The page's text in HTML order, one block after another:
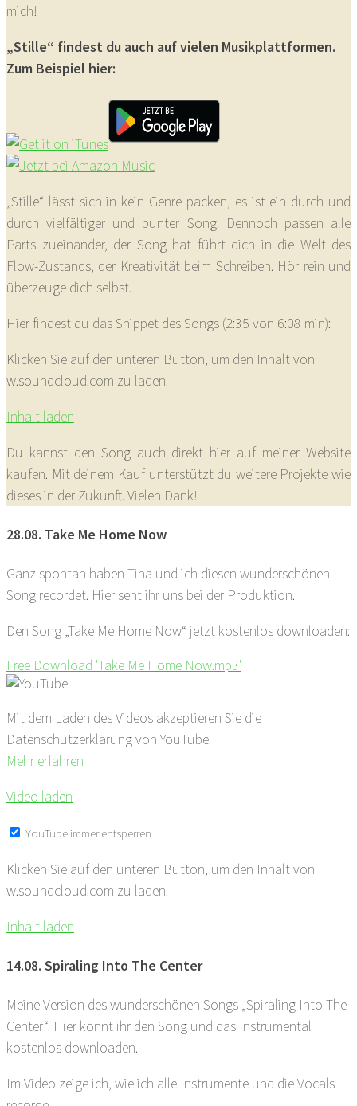
mich!
„Stille“ findest du auch auf vielen Musikplattformen.
Zum Beispiel hier:
„Stille“ lässt sich in kein Genre packen, es ist ein durch und
durch vielfältiger und bunter Song. Dennoch passen alle
Parts zueinander, der Song hat führt dich in die Welt des
Flow-Zustands, der Kreativität beim Schreiben. Hör rein und
überzeuge dich selbst.
Hier findest du das Snippet des Songs (2:35 von 6:08 min):
Klicken Sie auf den unteren Button, um den Inhalt von
w.soundcloud.com zu laden.
Inhalt laden
Du kannst den Song auch direkt hier auf meiner Website
kaufen. Mit deinem Kauf unterstützt du weitere Projekte wie
dieses in der Zukunft. Vielen Dank!
28.08. Take Me Home Now
Ganz spontan haben Tina und ich diesen wunderschönen
Song recordet. Hier seht ihr uns bei der Produktion.
Den Song „Take Me Home Now“ jetzt kostenlos downloaden:
Free Download 'Take Me Home Now.mp3'
Mit dem Laden des Videos akzeptieren Sie die
Datenschutzerklärung von YouTube.
Mehr erfahren
Video laden
YouTube immer entsperren
Klicken Sie auf den unteren Button, um den Inhalt von
w.soundcloud.com zu laden.
Inhalt laden
14.08. Spiraling Into The Center
Meine Version des wunderschönen Songs „Spiraling Into The
Center“. Hier könnt ihr den Song und das Instrumental
kostenlos downloaden.
Im Video zeige ich, wie ich alle Instrumente und die Vocals